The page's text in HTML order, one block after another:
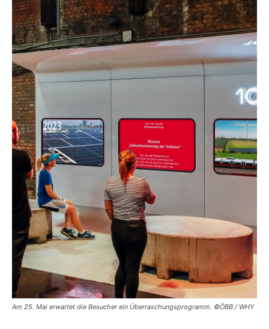
Am 25. Mai erwartet die Besucher ein Überraschungsprogramm. ©ÖBB / WHY